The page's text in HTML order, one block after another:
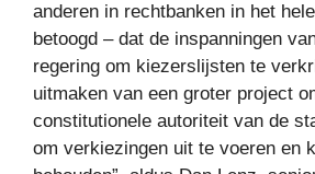
anderen in rechtbanken in het
betoogd – dat de inspanningen
regering om kiezerslijsten te
uitmaken van een groter project
constitutionele autoriteit van de
om verkiezingen uit te voeren en